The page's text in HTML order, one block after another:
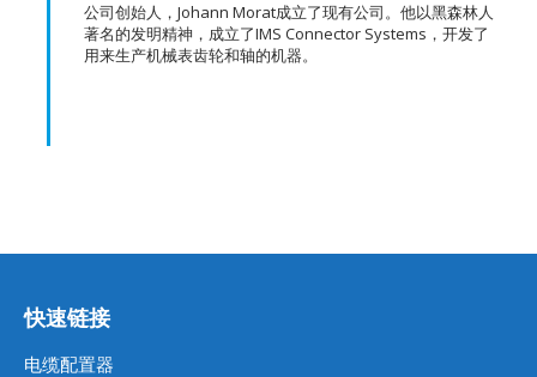
公司创始人，Johann Morat成立了现有公司。他以黑森林人
著名的发明精神，成立了IMS Connector Systems，开发了
用来生产机械表齿轮和轴的机器。
快速链接
电缆配置器